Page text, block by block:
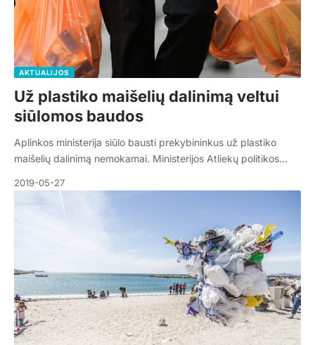
AKTUALIJOS
Už plastiko maišelių dalinimą veltui
siūlomos baudos
Aplinkos ministerija siūlo bausti prekybininkus už plastiko
maišelių dalinimą nemokamai. Ministerijos Atliekų politikos…
2019-05-27